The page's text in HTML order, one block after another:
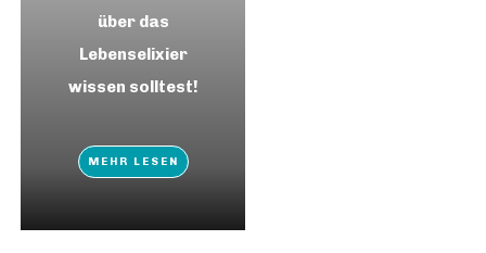
über das
Lebenselixier
wissen solltest!
MEHR LESEN